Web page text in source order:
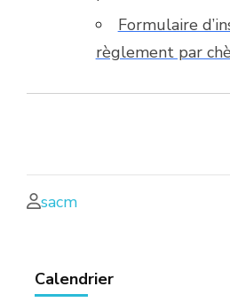
Formulaire
règlement par
sacm
Calendrier